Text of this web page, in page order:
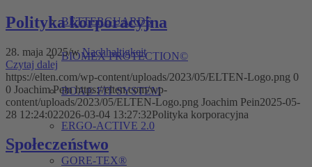
BETTERGUARDS
BIOMEX PROTECTION©
BOA® FIT SYSTEM
ERGO-ACTIVE 2.0
GORE-TEX®
Polityka korporacyjna
28. maja 2025/wNachhaltigkeit
Czytaj dalej
https://elten.com/wp-content/uploads/2023/05/ELTEN-Logo.png 0
0 Joachim Pein https://elten.com/wp-
content/uploads/2023/05/ELTEN-Logo.png Joachim Pein2025-05-
28 12:24:022026-03-04 13:27:32Polityka korporacyjna
Społeczeństwo